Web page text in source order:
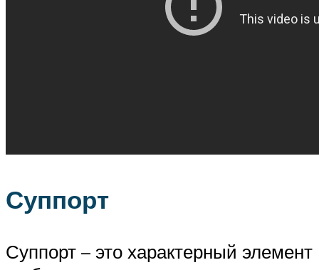
Суппорт
Суппорт – это характерный элемент